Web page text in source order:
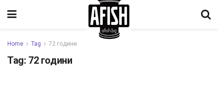
Home Tag 72 години
Tag: 72 години